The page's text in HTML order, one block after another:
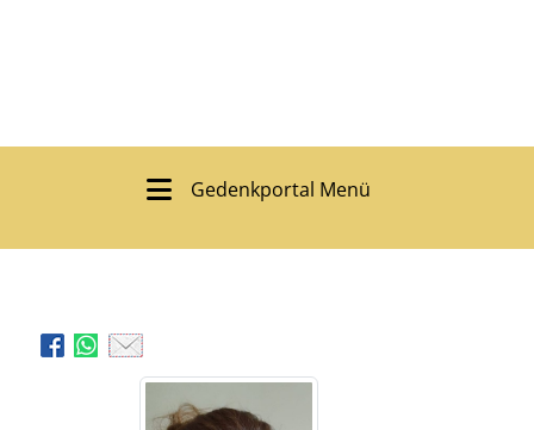
Gedenkportal Menü